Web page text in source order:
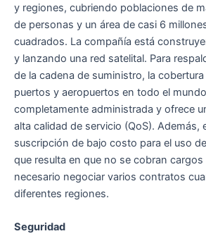
y regiones, cubriendo poblaciones de
de personas y un área de casi 6
cuadrados. La compañía está
y lanzando una red satelital. Para
de la cadena de suministro, la
puertos y aeropuertos en todo el
completamente administrada y ofrece
alta calidad de servicio (QoS). Además,
suscripción de bajo costo para el uso
que resulta en que no se cobran
necesario negociar varios contratos
diferentes regiones.
Seguridad